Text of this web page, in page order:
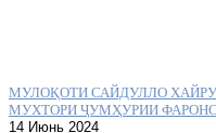
МУЛОҚОТИ САЙДУЛЛО
МУХТОРИ ҶУМҲУРИИ
14 Июнь 2024